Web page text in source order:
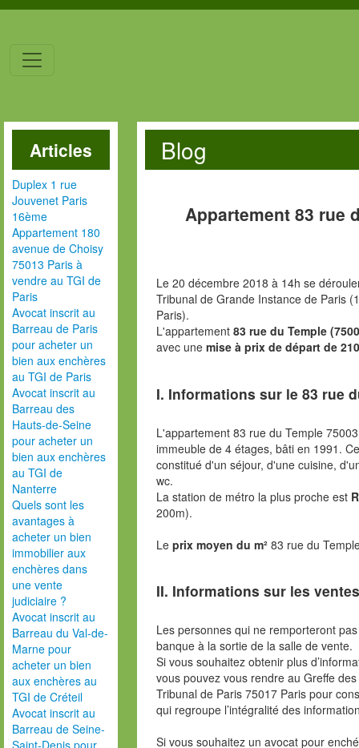
Articles
Duplex 1 rue
Jouvenet Paris
16ème
Appartement 180
avenue de Choisy
75013 Paris à
vendre au TGI de
Paris
Avocat inscrit au
Barreau de Paris
pour acheter un
bien aux enchères
au TGI de Paris
Avocat inscrit au
Barreau des
Hauts-de-Seine
pour acheter un
bien aux enchères
au TGI de
Nanterre
Quels sont les
avantages à
acheter un bien
immobilier aux
enchères dans
une vente
judiciaire ?
Avocat inscrit au
Barreau du Val-de-
Marne pour
acheter un bien
aux enchères au
TGI de Créteil
Avocat inscrit au
Barreau de Seine-
Saint-Denis pour
Blog
Appartement 83 rue
Le 20 décembre 2018 à 14h se
Tribunal de Grande Instance de Paris
Paris).
L'appartement 83 rue du Temple
avec une mise à prix de départ de
I. Informations sur le 83 rue
L'appartement 83 rue du Temple
immeuble de 4 étages, bâti en 1991.
constitué d'un séjour, d'une cuisine,
wc.
La station de métro la plus proche est
200m).
Le prix moyen du m² 83 rue du
II. Informations sur les
Les personnes qui ne remporteront
banque à la sortie de la salle de vente.
Si vous souhaitez obtenir plus
vous pouvez vous rendre au Greffe
Tribunal de Paris 75017 Paris pour
qui regroupe l’intégralité des
Si vous souhaitez un avocat pour